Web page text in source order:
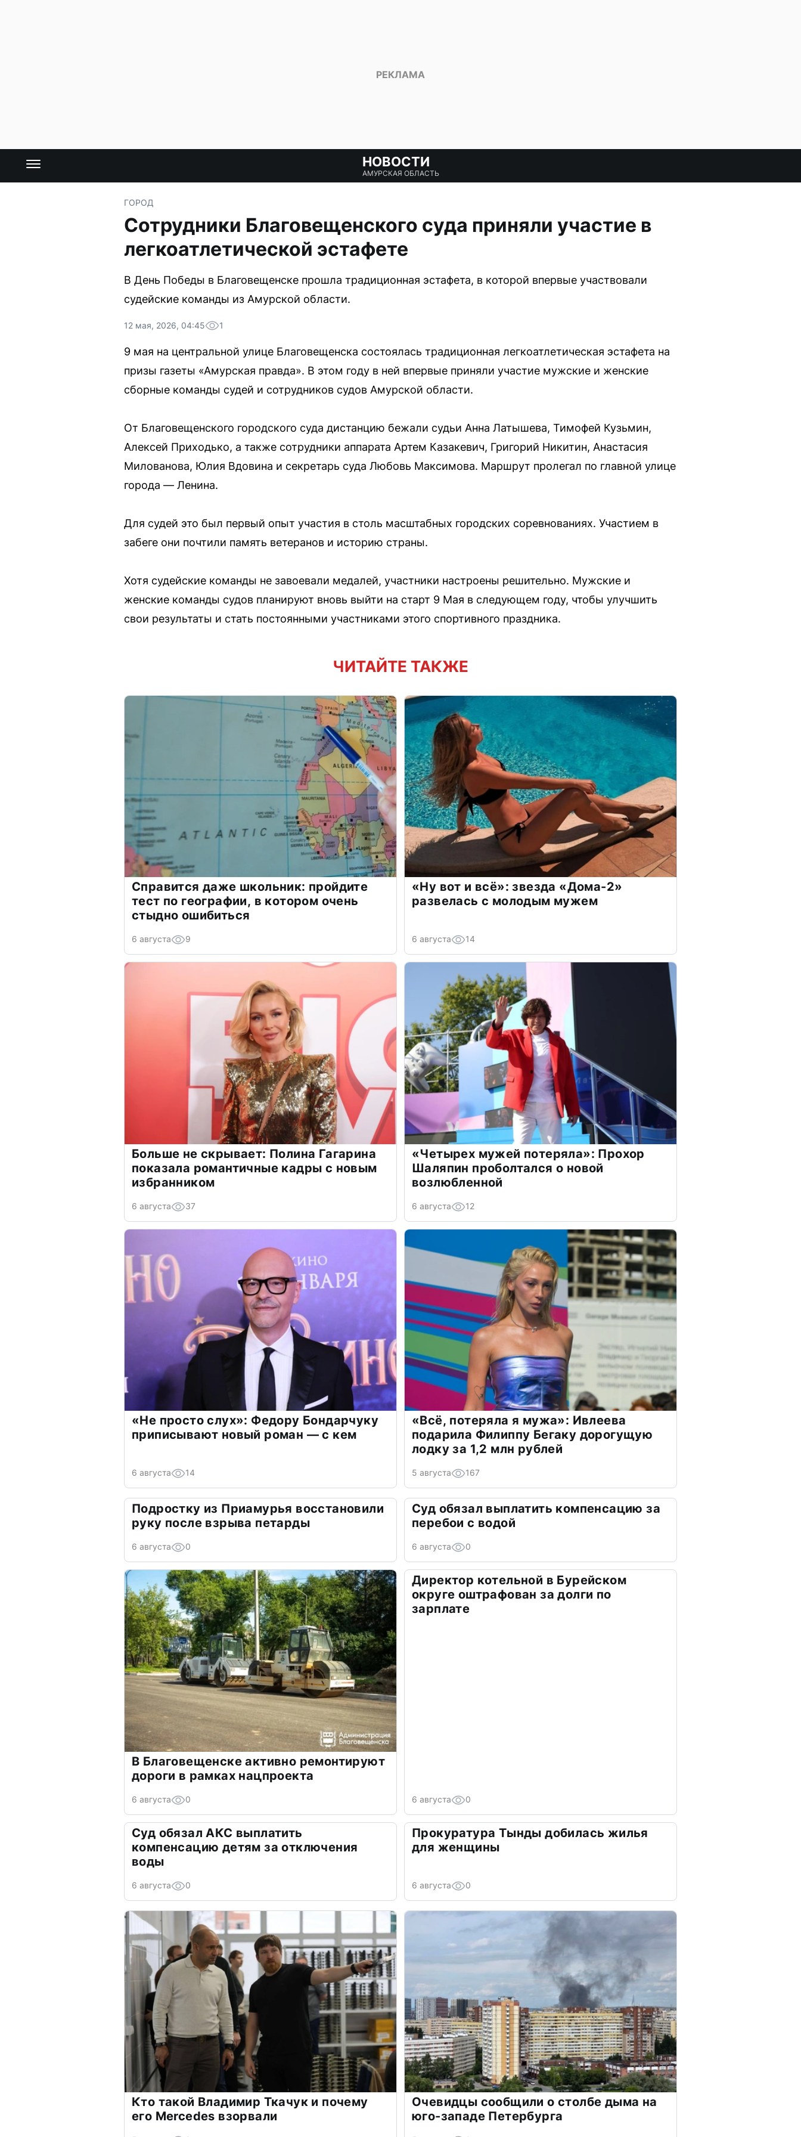
НОВОСТИ
АМУРСКАЯ ОБЛАСТЬ
ГОРОД
Сотрудники Благовещенского суда приняли участие в
легкоатлетической эстафете
В День Победы в Благовещенске прошла традиционная эстафета, в которой впервые участвовали
судейские команды из Амурской области.
12 мая, 2026, 04:45 1
9 мая на центральной улице Благовещенска состоялась традиционная легкоатлетическая эстафета на
призы газеты «Амурская правда». В этом году в ней впервые приняли участие мужские и женские
сборные команды судей и сотрудников судов Амурской области.
От Благовещенского городского суда дистанцию бежали судьи Анна Латышева, Тимофей Кузьмин,
Алексей Приходько, а также сотрудники аппарата Артем Казакевич, Григорий Никитин, Анастасия
Милованова, Юлия Вдовина и секретарь суда Любовь Максимова. Маршрут пролегал по главной улице
города — Ленина.
Для судей это был первый опыт участия в столь масштабных городских соревнованиях. Участием в
забеге они почтили память ветеранов и историю страны.
Хотя судейские команды не завоевали медалей, участники настроены решительно. Мужские и
женские команды судов планируют вновь выйти на старт 9 Мая в следующем году, чтобы улучшить
свои результаты и стать постоянными участниками этого спортивного праздника.
ЧИТАЙТЕ ТАКЖЕ
Справится даже школьник: пройдите
тест по географии, в котором очень
стыдно ошибиться
6 августа 9
«Ну вот и всё»: звезда «Дома-2»
развелась с молодым мужем
6 августа 14
Больше не скрывает: Полина Гагарина
показала романтичные кадры с новым
избранником
6 августа 37
«Четырех мужей потеряла»: Прохор
Шаляпин проболтался о новой
возлюбленной
6 августа 12
«Не просто слух»: Федору Бондарчуку
приписывают новый роман — с кем
6 августа 14
«Всё, потеряла я мужа»: Ивлеева
подарила Филиппу Бегаку дорогущую
лодку за 1,2 млн рублей
5 августа 167
Подростку из Приамурья восстановили
руку после взрыва петарды
6 августа 0
Суд обязал выплатить компенсацию за
перебои с водой
6 августа 0
В Благовещенске активно ремонтируют
дороги в рамках нацпроекта
6 августа 0
Директор котельной в Бурейском
округе оштрафован за долги по
зарплате
6 августа 0
Суд обязал АКС выплатить
компенсацию детям за отключения
воды
6 августа 0
Прокуратура Тынды добилась жилья
для женщины
6 августа 0
Кто такой Владимир Ткачук и почему
его Mercedes взорвали
Очевидцы сообщили о столбе дыма на
юго-западе Петербурга